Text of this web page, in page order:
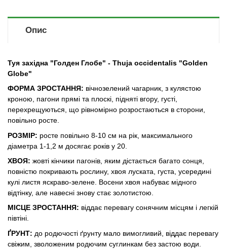
Опис
Туя західна "Голден Глобе" - Thuja occidentalis "Golden
Globе"
ФОРМА ЗРОСТАННЯ: вічнозелений чагарник, з кулястою
кроною, пагони прямі та плоскі, підняті вгору, густі,
перехрещуються, що рівномірно розростаються в сторони,
повільно росте.
РОЗМІР: росте повільно 8-10 см на рік, максимального
діаметра 1-1,2 м досягає років у 20.
ХВОЯ: жовті кінчики пагонів, яким дістається багато сонця,
повністю покривають рослину, хвоя луската, густа, усередині
кулі листя яскраво-зелене. Восени хвоя набуває мідного
відтінку, але навесні знову стає золотистою.
МІСЦЕ ЗРОСТАННЯ: віддає перевагу сонячним місцям і легкій
півтіні.
ҐРУНТ: до родючості ґрунту мало вимогливий, віддає перевагу
свіжим, зволоженим родючим суглинкам без застою води.